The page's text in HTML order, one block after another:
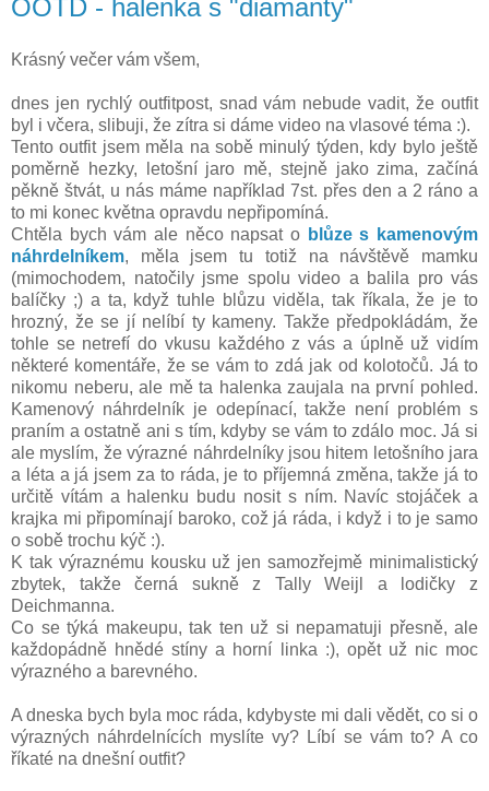
OOTD - halenka s "diamanty"
Krásný večer vám všem,
dnes jen rychlý outfitpost, snad vám nebude vadit, že outfit
byl i včera, slibuji, že zítra si dáme video na vlasové téma :).
Tento outfit jsem měla na sobě minulý týden, kdy bylo ještě
poměrně hezky, letošní jaro mě, stejně jako zima, začíná
pěkně štvát, u nás máme například 7st. přes den a 2 ráno a
to mi konec května opravdu nepřipomíná.
Chtěla bych vám ale něco napsat o blůze s kamenovým
náhrdelníkem, měla jsem tu totiž na návštěvě mamku
(mimochodem, natočily jsme spolu video a balila pro vás
balíčky ;) a ta, když tuhle blůzu viděla, tak říkala, že je to
hrozný, že se jí nelíbí ty kameny. Takže předpokládám, že
tohle se netrefí do vkusu každého z vás a úplně už vidím
některé komentáře, že se vám to zdá jak od kolotočů. Já to
nikomu neberu, ale mě ta halenka zaujala na první pohled.
Kamenový náhrdelník je odepínací, takže není problém s
praním a ostatně ani s tím, kdyby se vám to zdálo moc. Já si
ale myslím, že výrazné náhrdelníky jsou hitem letošního jara
a léta a já jsem za to ráda, je to příjemná změna, takže já to
určitě vítám a halenku budu nosit s ním. Navíc stojáček a
krajka mi připomínají baroko, což já ráda, i když i to je samo
o sobě trochu kýč :).
K tak výraznému kousku už jen samozřejmě minimalistický
zbytek, takže černá sukně z Tally Weijl a lodičky z
Deichmanna.
Co se týká makeupu, tak ten už si nepamatuji přesně, ale
každopádně hnědé stíny a horní linka :), opět už nic moc
výrazného a barevného.
A dneska bych byla moc ráda, kdybyste mi dali vědět, co si o
výrazných náhrdelnících myslíte vy? Líbí se vám to? A co
říkaté na dnešní outfit?